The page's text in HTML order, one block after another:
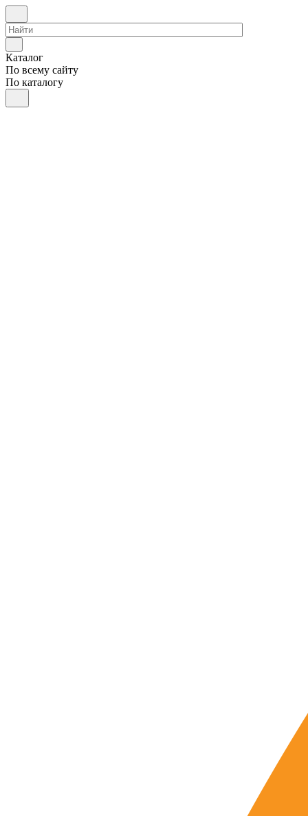
Каталог
По всему сайту
По каталогу